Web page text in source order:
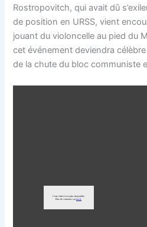
Rostropovitch, qui avait dû
de position en URSS, vient
jouant du violoncelle au pied du
cet événement deviendra
de la chute du bloc communiste